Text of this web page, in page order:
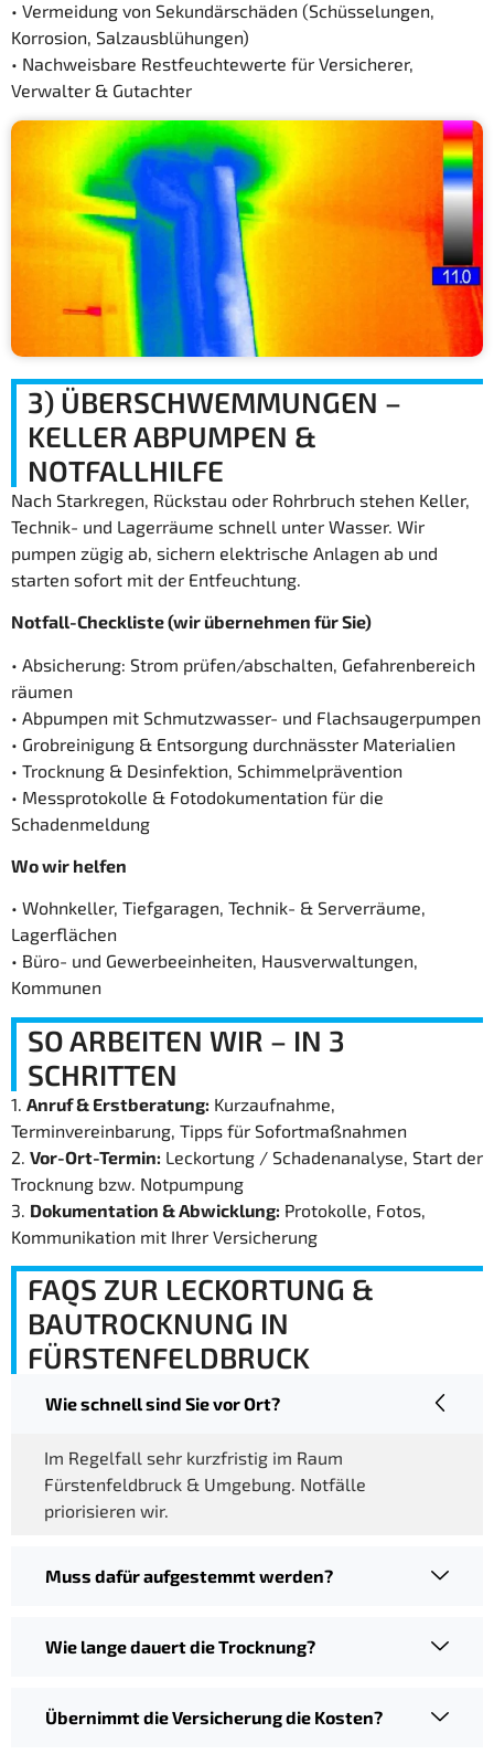
• Vermeidung von Sekundärschäden (Schüsselungen,
Korrosion, Salzausblühungen)
• Nachweisbare Restfeuchtewerte für Versicherer,
Verwalter & Gutachter
3) ÜBERSCHWEMMUNGEN –
KELLER ABPUMPEN &
NOTFALLHILFE
Nach Starkregen, Rückstau oder Rohrbruch stehen Keller,
Technik- und Lagerräume schnell unter Wasser. Wir
pumpen zügig ab, sichern elektrische Anlagen ab und
starten sofort mit der Entfeuchtung.
Notfall-Checkliste (wir übernehmen für Sie)
• Absicherung: Strom prüfen/abschalten, Gefahrenbereich
räumen
• Abpumpen mit Schmutzwasser- und Flachsaugerpumpen
• Grobreinigung & Entsorgung durchnässter Materialien
• Trocknung & Desinfektion, Schimmelprävention
• Messprotokolle & Fotodokumentation für die
Schadenmeldung
Wo wir helfen
• Wohnkeller, Tiefgaragen, Technik- & Serverräume,
Lagerflächen
• Büro- und Gewerbeeinheiten, Hausverwaltungen,
Kommunen
SO ARBEITEN WIR – IN 3
SCHRITTEN
1. Anruf & Erstberatung: Kurzaufnahme,
Terminvereinbarung, Tipps für Sofortmaßnahmen
2. Vor-Ort-Termin: Leckortung / Schadenanalyse, Start der
Trocknung bzw. Notpumpung
3. Dokumentation & Abwicklung: Protokolle, Fotos,
Kommunikation mit Ihrer Versicherung
FAQS ZUR LECKORTUNG &
BAUTROCKNUNG IN
FÜRSTENFELDBRUCK
Wie schnell sind Sie vor Ort?
Im Regelfall sehr kurzfristig im Raum
Fürstenfeldbruck & Umgebung. Notfälle
priorisieren wir.
Muss dafür aufgestemmt werden?
Wie lange dauert die Trocknung?
Übernimmt die Versicherung die Kosten?